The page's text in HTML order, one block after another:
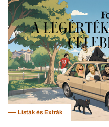
Listák és Extrák